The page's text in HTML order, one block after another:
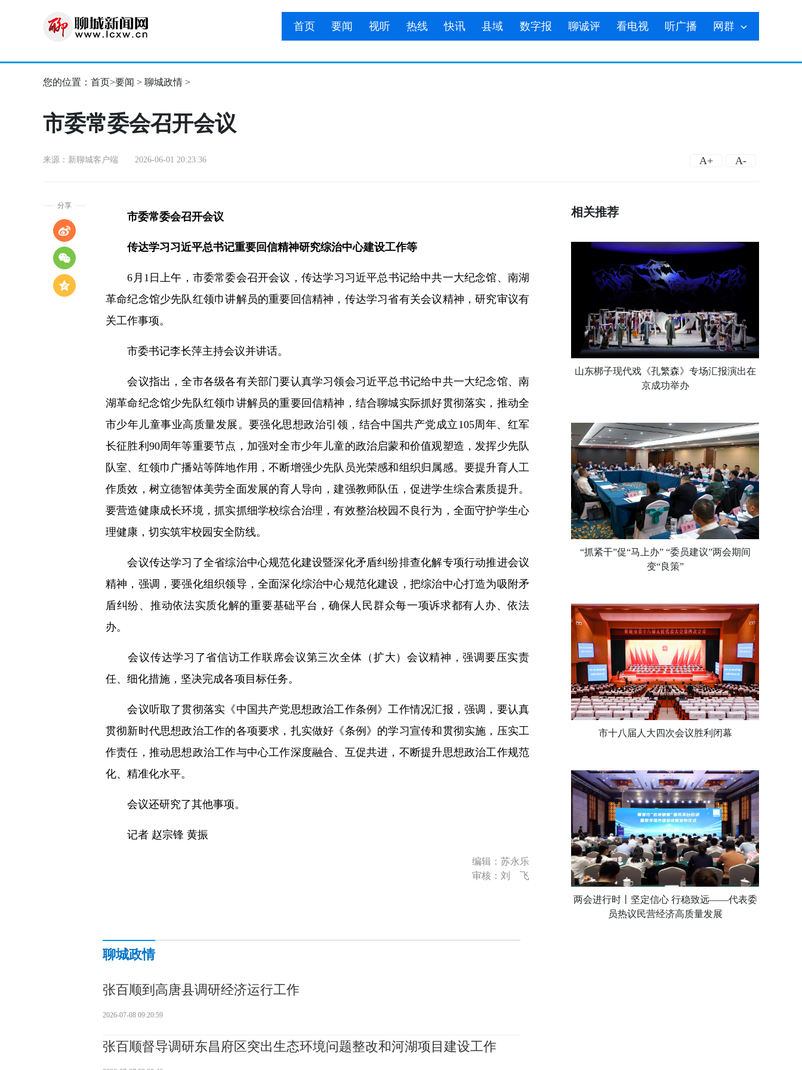
首页 要闻 视听 热线 快讯 县域 数字报 聊诚评 看电视 听广播 网群
您的位置： 首页>要闻 > 聊城政情 >
市委常委会召开会议
来源：新聊城客户端 2026-06-01 20:23:36 A+ A-
分享
市委常委会召开会议
传达学习习近平总书记重要回信精神研究综治中心建设工作等
6月1日上午，市委常委会召开会议，传达学习习近平总书记给中共一大纪念馆、南湖
革命纪念馆少先队红领巾讲解员的重要回信精神，传达学习省有关会议精神，研究审议有
关工作事项。
市委书记李长萍主持会议并讲话。
会议指出，全市各级各有关部门要认真学习领会习近平总书记给中共一大纪念馆、南
湖革命纪念馆少先队红领巾讲解员的重要回信精神，结合聊城实际抓好贯彻落实，推动全
市少年儿童事业高质量发展。要强化思想政治引领，结合中国共产党成立105周年、红军
长征胜利90周年等重要节点，加强对全市少年儿童的政治启蒙和价值观塑造，发挥少先队
队室、红领巾广播站等阵地作用，不断增强少先队员光荣感和组织归属感。要提升育人工
作质效，树立德智体美劳全面发展的育人导向，建强教师队伍，促进学生综合素质提升。
要营造健康成长环境，抓实抓细学校综合治理，有效整治校园不良行为，全面守护学生心
理健康，切实筑牢校园安全防线。
会议传达学习了全省综治中心规范化建设暨深化矛盾纠纷排查化解专项行动推进会议
精神，强调，要强化组织领导，全面深化综治中心规范化建设，把综治中心打造为吸附矛
盾纠纷、推动依法实质化解的重要基础平台，确保人民群众每一项诉求都有人办、依法
办。
会议传达学习了省信访工作联席会议第三次全体（扩大）会议精神，强调要压实责
任、细化措施，坚决完成各项目标任务。
会议听取了贯彻落实《中国共产党思想政治工作条例》工作情况汇报，强调，要认真
贯彻新时代思想政治工作的各项要求，扎实做好《条例》的学习宣传和贯彻实施，压实工
作责任，推动思想政治工作与中心工作深度融合、互促共进，不断提升思想政治工作规范
化、精准化水平。
会议还研究了其他事项。
记者 赵宗锋 黄振
编辑：苏永乐
审核：刘 飞
相关推荐
山东梆子现代戏《孔繁森》专场汇报演出在
京成功举办
“抓紧干”促“马上办” “委员建议”两会期间
变“良策”
市十八届人大四次会议胜利闭幕
两会进行时丨坚定信心 行稳致远——代表委
员热议民营经济高质量发展
聊城政情
张百顺到高唐县调研经济运行工作
2026-07-08 09:20:59
张百顺督导调研东昌府区突出生态环境问题整改和河湖项目建设工作